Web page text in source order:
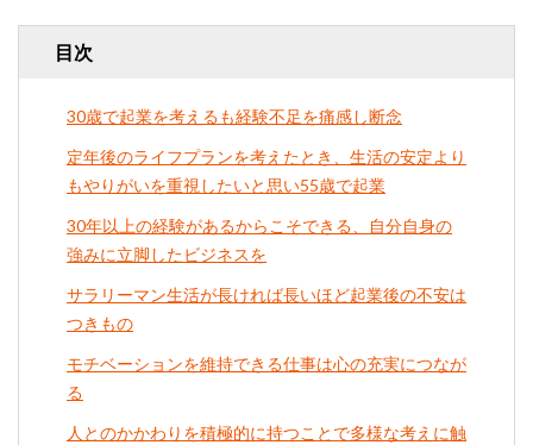
目次
30歳で起業を考えるも経験不足を痛感し断念
定年後のライフプランを考えたとき、生活の安定より
もやりがいを重視したいと思い55歳で起業
30年以上の経験があるからこそできる、自分自身の
強みに立脚したビジネスを
サラリーマン生活が長ければ長いほど起業後の不安は
つきもの
モチベーションを維持できる仕事は心の充実につなが
る
人とのかかわりを積極的に持つことで多様な考えに触